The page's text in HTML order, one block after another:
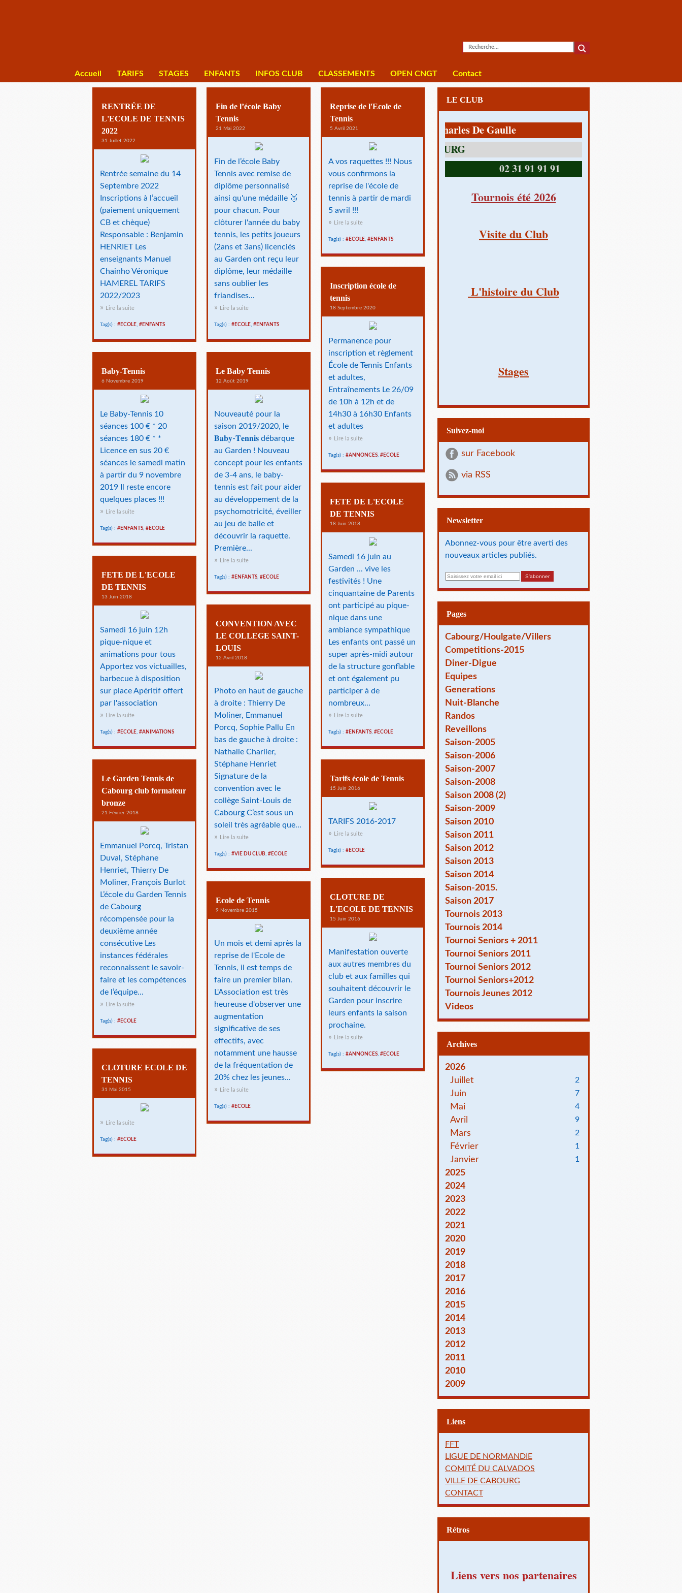
Accueil TARIFS STAGES ENFANTS INFOS CLUB CLASSEMENTS OPEN CNGT Contact
ecole
RENTRÉE DE
L'ECOLE DE TENNIS
2022
31 Juillet 2022
Rentrée semaine du 14
Septembre 2022
Inscriptions à l’accueil
(paiement uniquement
CB et chèque)
Responsable : Benjamin
HENRIET Les
enseignants Manuel
Chainho Véronique
HAMEREL TARIFS
2022/2023
Lire la suite
Tag(s) : #ECOLE, #ENFANTS
Fin de l’école Baby
Tennis
21 Mai 2022
Fin de l’école Baby
Tennis avec remise de
diplôme personnalisé
ainsi qu'une médaille 🥉
pour chacun. Pour
clôturer l'année du baby
tennis, les petits joueurs
(2ans et 3ans) licenciés
au Garden ont reçu leur
diplôme, leur médaille
sans oublier les
friandises...
Lire la suite
Tag(s) : #ECOLE, #ENFANTS
Reprise de l'Ecole de
Tennis
5 Avril 2021
A vos raquettes !!! Nous
vous confirmons la
reprise de l'école de
tennis à partir de mardi
5 avril !!!
Lire la suite
Tag(s) : #ECOLE, #ENFANTS
Inscription école de
tennis
18 Septembre 2020
Permanence pour
inscription et règlement
École de Tennis Enfants
et adultes,
Entraînements Le 26/09
de 10h à 12h et de
14h30 à 16h30 Enfants
et adultes
Lire la suite
Tag(s) : #ANNONCES, #ECOLE
Baby-Tennis
6 Novembre 2019
Le Baby-Tennis 10
séances 100 € * 20
séances 180 € * *
Licence en sus 20 €
séances le samedi matin
à partir du 9 novembre
2019 Il reste encore
quelques places !!!
Lire la suite
Tag(s) : #ENFANTS, #ECOLE
Le Baby Tennis
12 Août 2019
Nouveauté pour la
saison 2019/2020, le
𝐁𝐚𝐛𝐲-𝐓𝐞𝐧𝐧𝐢𝐬 débarque
au Garden ! Nouveau
concept pour les enfants
de 3-4 ans, le baby-
tennis est fait pour aider
au développement de la
psychomotricité, éveiller
au jeu de balle et
découvrir la raquette.
Première...
Lire la suite
Tag(s) : #ENFANTS, #ECOLE
FETE DE L'ECOLE
DE TENNIS
18 Juin 2018
Samedi 16 juin au
Garden ... vive les
festivités ! Une
cinquantaine de Parents
ont participé au pique-
nique dans une
ambiance sympathique
Les enfants ont passé un
super après-midi autour
de la structure gonflable
et ont également pu
participer à de
nombreux...
Lire la suite
Tag(s) : #ENFANTS, #ECOLE
FETE DE L'ECOLE
DE TENNIS
13 Juin 2018
Samedi 16 juin 12h
pique-nique et
animations pour tous
Apportez vos victuailles,
barbecue à disposition
sur place Apéritif offert
par l'association
Lire la suite
Tag(s) : #ECOLE, #ANIMATIONS
CONVENTION AVEC
LE COLLEGE SAINT-
LOUIS
12 Avril 2018
Photo en haut de gauche
à droite : Thierry De
Moliner, Emmanuel
Porcq, Sophie Pallu En
bas de gauche à droite :
Nathalie Charlier,
Stéphane Henriet
Signature de la
convention avec le
collège Saint-Louis de
Cabourg C’est sous un
soleil très agréable que...
Lire la suite
Tag(s) : #VIE DU CLUB, #ECOLE
Le Garden Tennis de
Cabourg club formateur
bronze
21 Février 2018
Emmanuel Porcq, Tristan
Duval, Stéphane
Henriet, Thierry De
Moliner, François Burlot
L’école du Garden Tennis
de Cabourg
récompensée pour la
deuxième année
consécutive Les
instances fédérales
reconnaissent le savoir-
faire et les compétences
de l’équipe...
Lire la suite
Tag(s) : #ECOLE
Tarifs école de Tennis
15 Juin 2016
TARIFS 2016-2017
Lire la suite
Tag(s) : #ECOLE
CLOTURE DE
L'ECOLE DE TENNIS
15 Juin 2016
Manifestation ouverte
aux autres membres du
club et aux familles qui
souhaitent découvrir le
Garden pour inscrire
leurs enfants la saison
prochaine.
Lire la suite
Tag(s) : #ANNONCES, #ECOLE
Ecole de Tennis
9 Novembre 2015
Un mois et demi après la
reprise de l'Ecole de
Tennis, il est temps de
faire un premier bilan.
L'Association est très
heureuse d'observer une
augmentation
significative de ses
effectifs, avec
notamment une hausse
de la fréquentation de
20% chez les jeunes...
Lire la suite
Tag(s) : #ECOLE
CLOTURE ECOLE DE
TENNIS
31 Mai 2015
Lire la suite
Tag(s) : #ECOLE
LE CLUB
1 av Charles De Gaulle
02 31 91 91 91
Tournois été 2026
Visite du Club
L'histoire du Club
Stages
Suivez-moi
sur Facebook
via RSS
Newsletter
Abonnez-vous pour être averti des
nouveaux articles publiés.
a
i
Pages
Cabourg/Houlgate/Villers
Competitions-2015
Diner-Digue
Equipes
Generations
Nuit-Blanche
Randos
Reveillons
Saison-2005
Saison-2006
Saison-2007
Saison-2008
Saison 2008 (2)
Saison-2009
Saison 2010
Saison 2011
Saison 2012
Saison 2013
Saison 2014
Saison-2015.
Saison 2017
Tournois 2013
Tournois 2014
Tournoi Seniors + 2011
Tournoi Seniors 2011
Tournoi Seniors 2012
Tournoi Seniors+2012
Tournois Jeunes 2012
Videos
Archives
2026
Juillet
2
Juin 7
Mai 4
Avril 9
Mars 2
Février 1
Janvier 1
2025
2024
2023
2022
2021
2020
2019
2018
2017
2016
2015
2014
2013
2012
2011
2010
2009
Liens
FFT
LIGUE DE NORMANDIE
COMITÉ DU CALVADOS
VILLE DE CABOURG
CONTACT
Rétros
Liens vers nos partenaires